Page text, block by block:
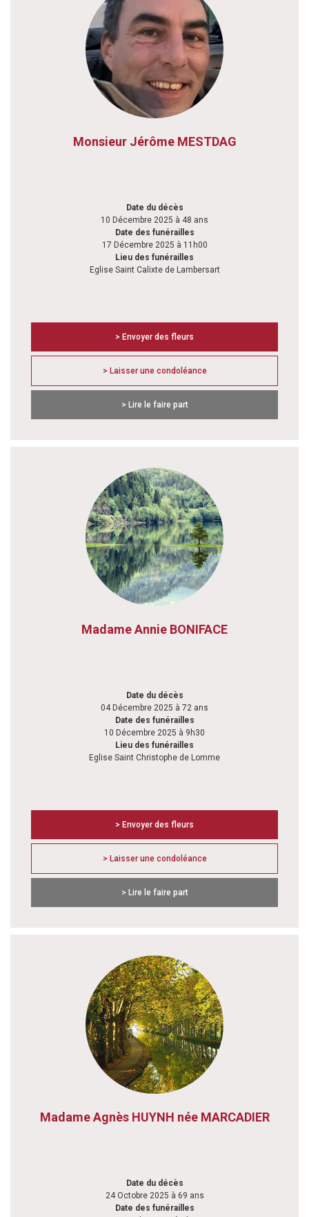
Monsieur Jérôme MESTDAG
Date du décès
10 Décembre 2025 à 48 ans
Date des funérailles
17 Décembre 2025 à 11h00
Lieu des funérailles
Eglise Saint Calixte de Lambersart
> Envoyer des fleurs
> Laisser une condoléance
> Lire le faire part
Madame Annie BONIFACE
Date du décès
04 Décembre 2025 à 72 ans
Date des funérailles
10 Décembre 2025 à 9h30
Lieu des funérailles
Eglise Saint Christophe de Lomme
> Envoyer des fleurs
> Laisser une condoléance
> Lire le faire part
Madame Agnès HUYNH née MARCADIER
Date du décès
24 Octobre 2025 à 69 ans
Date des funérailles